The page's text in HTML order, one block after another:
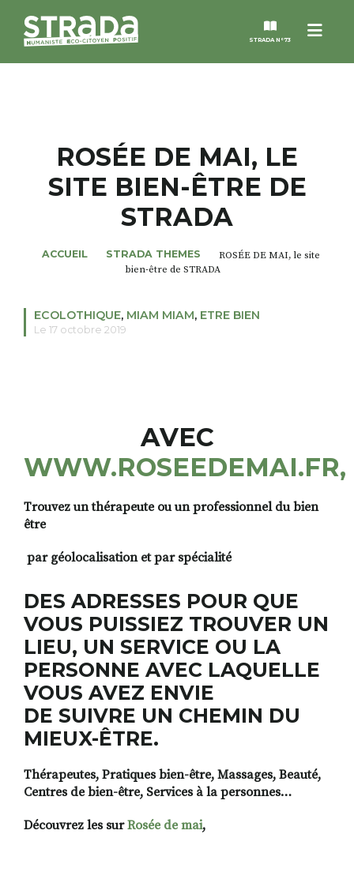
Menu
STRADA N°73
MAGAZINES
NOS THÈMES
ROSÉE DE MAI
S'INSCRIRE À LA NEWSLETTER
FACEBOOKINSTAGRAM
LINKEDINYOUTUBE
ROSÉE DE MAI, LE
SITE BIEN-ÊTRE DE
STRADA
ACCUEIL STRADA THEMES
ROSÉE DE MAI, le site
bien-être de STRADA
ECOLOTHIQUE, MIAM MIAM, ETRE BIEN
Le 17 octobre 2019
AVEC
WWW.ROSEEDEMAI.FR,
Trouvez un thérapeute ou un professionnel du bien
être
par géolocalisation et par spécialité
DES ADRESSES POUR QUE
VOUS PUISSIEZ TROUVER UN
LIEU, UN SERVICE OU LA
PERSONNE AVEC LAQUELLE
VOUS AVEZ ENVIE
DE SUIVRE UN CHEMIN DU
MIEUX-ÊTRE.
Thérapeutes, Pratiques bien-être, Massages, Beauté,
Centres de bien-être, Services à la personnes…
Découvrez les surRosée de mai,